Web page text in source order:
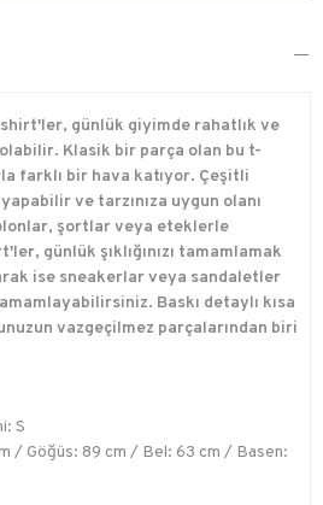
shirt'ler, günlük giyimde rahatlık ve
Klasik bir parça olan bu t-
farklı bir hava katıyor. Çeşitli
ve tarzınıza uygun olanı
şortlar veya eteklerle
günlük şıklığınızı tamamlamak
ise sneakerlar veya sandaletler
Baskı detaylı kısa
vazgeçilmez parçalarından biri
S
/ Göğüs: 89 cm / Bel: 63 cm / Basen: